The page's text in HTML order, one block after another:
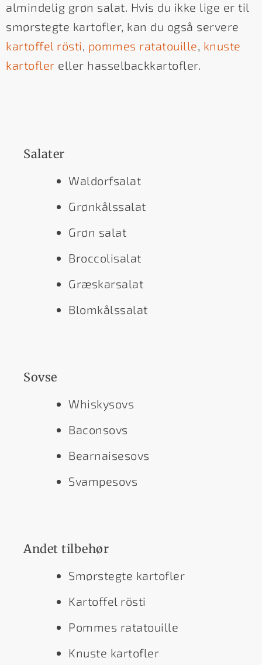
almindelig grøn salat. Hvis du ikke lige er til
smørstegte kartofler, kan du også servere
kartoffel rösti, pommes ratatouille, knuste
kartofler eller hasselbackkartofler.
Salater
Waldorfsalat
Grønkålssalat
Grøn salat
Broccolisalat
Græskarsalat
Blomkålssalat
Sovse
Whiskysovs
Baconsovs
Bearnaisesovs
Svampesovs
Andet tilbehør
Smørstegte kartofler
Kartoffel rösti
Pommes ratatouille
Knuste kartofler